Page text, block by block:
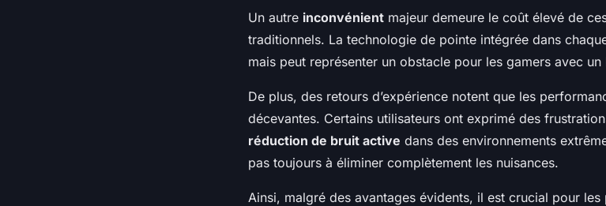
Un autre inconvénient majeur demeure le coût élevé de
traditionnels. La technologie de pointe intégrée dans
mais peut représenter un obstacle pour les gamers avec
De plus, des retours d’expérience notent que les
décevantes. Certains utilisateurs ont exprimé des
réduction de bruit active dans des environnements
pas toujours à éliminer complètement les nuisances.
Ainsi, malgré des avantages évidents, il est crucial pour